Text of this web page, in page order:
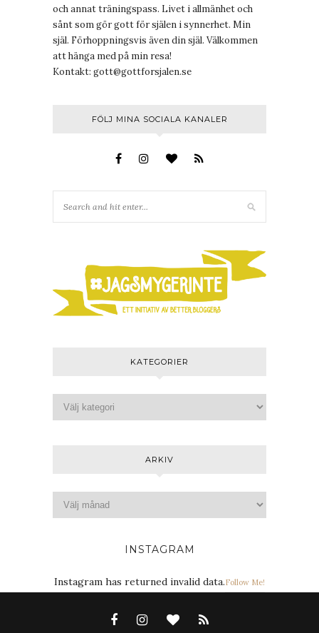
och annat träningspass. Livet i allmänhet och
sånt som gör gott för själen i synnerhet. Min
själ. Förhoppningsvis även din själ. Välkommen
att hänga med på min resa!
Kontakt: gott@gottforsjalen.se
FÖLJ MINA SOCIALA KANALER
KATEGORIER
ARKIV
INSTAGRAM
Instagram has returned invalid data.Follow Me!